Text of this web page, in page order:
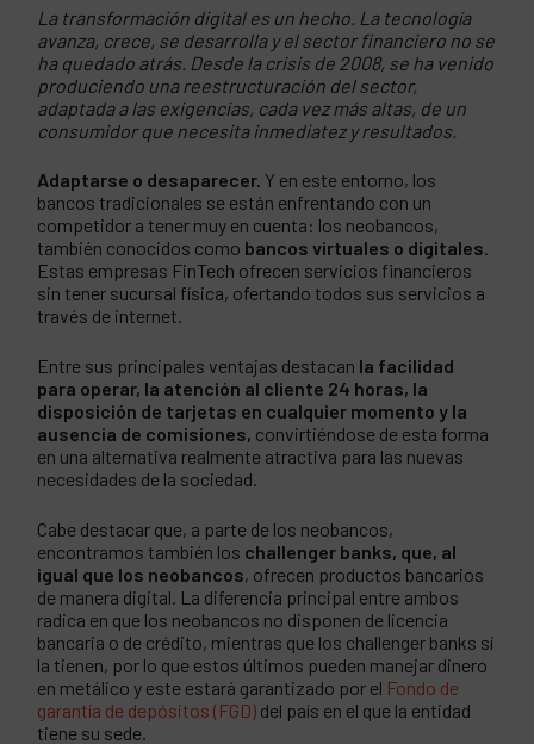
La transformación digital es un hecho. La tecnología
avanza, crece, se desarrolla y el sector financiero no se
ha quedado atrás. Desde la crisis de 2008, se ha venido
produciendo una reestructuración del sector,
adaptada a las exigencias, cada vez más altas, de un
consumidor que necesita inmediatez y resultados.
Adaptarse o desaparecer. Y en este entorno, los
bancos tradicionales se están enfrentando con un
competidor a tener muy en cuenta: los neobancos,
también conocidos como bancos virtuales o digitales.
Estas empresas FinTech ofrecen servicios financieros
sin tener sucursal física, ofertando todos sus servicios a
través de internet.
Entre sus principales ventajas destacan la facilidad
para operar, la atención al cliente 24 horas, la
disposición de tarjetas en cualquier momento y la
ausencia de comisiones, convirtiéndose de esta forma
en una alternativa realmente atractiva para las nuevas
necesidades de la sociedad.
Cabe destacar que, a parte de los neobancos,
encontramos también los challenger banks, que, al
igual que los neobancos, ofrecen productos bancarios
de manera digital. La diferencia principal entre ambos
radica en que los neobancos no disponen de licencia
bancaria o de crédito, mientras que los challenger banks sí
la tienen, por lo que estos últimos pueden manejar dinero
en metálico y este estará garantizado por el Fondo de
garantía de depósitos (FGD) del país en el que la entidad
tiene su sede.